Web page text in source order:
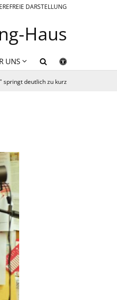
DARSTELLUNG
Haus
UNS
springt deutlich zu kurz